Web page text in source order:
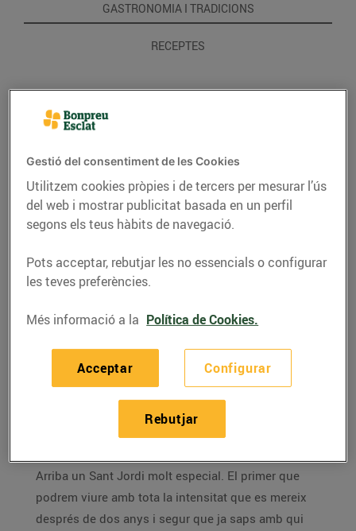
GASTRONOMIA I TRADICIONS
RECEPTES
GASTRONOMIA I TRADICIONS
Per Sant Jordi, tradició
i dolçor!
13/d’abril/2022
Pa, pastissos, llibres, roses… el dia dels enamorats
trobaràs tot el que necessites a Bonpreu i Esclat!
Arriba un Sant Jordi molt especial. El primer que
podrem viure amb tota la intensitat que es mereix
després de dos anys i segur que ja saps amb qui
Gestió del consentiment de les Cookies
Utilitzem cookies pròpies i de tercers per mesurar l’ús
del web i mostrar publicitat basada en un perfil
segons els teus hàbits de navegació.
Pots acceptar, rebutjar les no essencials o configurar
les teves preferències.
Més informació a la Política de Cookies.
Configurar
Rebutjar
Acceptar